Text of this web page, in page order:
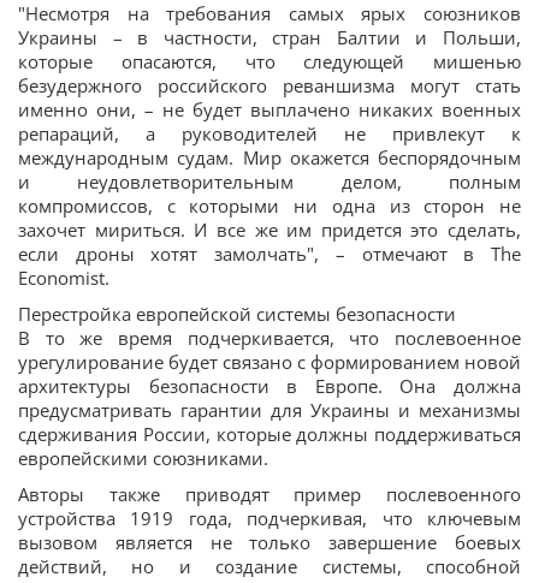
"Несмотря на требования самых ярых союзников
Украины – в частности, стран Балтии и Польши,
которые опасаются, что следующей мишенью
безудержного российского реваншизма могут стать
именно они, – не будет выплачено никаких военных
репараций, а руководителей не привлекут к
международным судам. Мир окажется беспорядочным
и неудовлетворительным делом, полным
компромиссов, с которыми ни одна из сторон не
захочет мириться. И все же им придется это сделать,
если дроны хотят замолчать", – отмечают в The
Economist.
Перестройка европейской системы безопасности
В то же время подчеркивается, что послевоенное
урегулирование будет связано с формированием новой
архитектуры безопасности в Европе. Она должна
предусматривать гарантии для Украины и механизмы
сдерживания России, которые должны поддерживаться
европейскими союзниками.
Авторы также приводят пример послевоенного
устройства 1919 года, подчеркивая, что ключевым
вызовом является не только завершение боевых
действий, но и создание системы, способной